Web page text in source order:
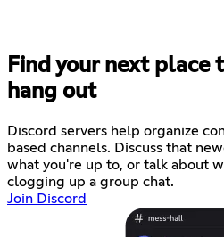
Find your next place
hang out
Discord servers help organize
based channels. Discuss that
what you're up to, or talk about
clogging up a group chat.
Join Discord